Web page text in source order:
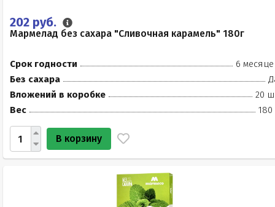
202 руб.
Мармелад без сахара "Сливочная карамель" 180г
Срок годности
6
Без сахара
Вложений в коробке
20
Вес
180
В корзину